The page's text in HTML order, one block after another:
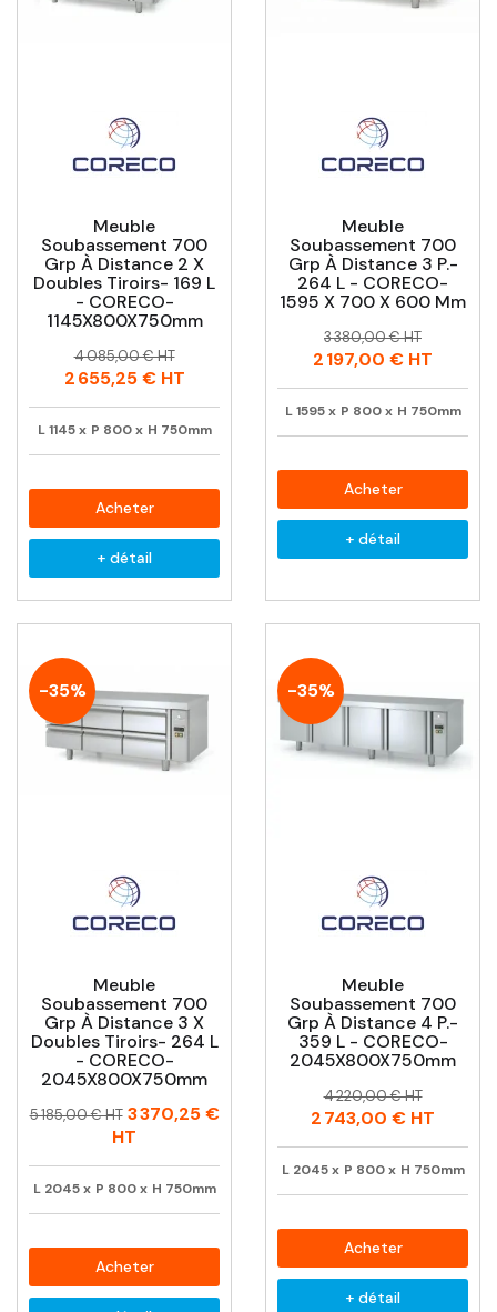
Meuble
Soubassement 700
Grp À Distance 2 X
Doubles Tiroirs- 169 L
- CORECO-
1145X800X750mm
Prix
Prix
habituel
4 085,00 € HT
2 655,25 €HT
L 1145 x P 800 x H 750mm
Acheter
+ détail
Meuble
Soubassement 700
Grp À Distance 3 P.-
264 L - CORECO-
1595 X 700 X 600 Mm
Prix
Prix
habituel
3 380,00 € HT
2 197,00 € HT
L 1595 x P 800 x H 750mm
Acheter
+ détail
-35%
Meuble
Soubassement 700
Grp À Distance 3 X
Doubles Tiroirs- 264 L
- CORECO-
2045X800X750mm
Prix
Prix
5 185,00 € HT 3 370,25 €
HT
L 2045 x P 800 x H 750mm
Acheter
-35%
Meuble
Soubassement 700
Grp À Distance 4 P.-
359 L - CORECO-
2045X800X750mm
Prix
Prix
habituel
4 220,00 € HT
2 743,00 € HT
L 2045 x P 800 x H 750mm
Acheter
+ détail